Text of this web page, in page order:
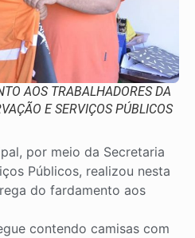
AOS TRABALHADORES DA
E SERVIÇOS PÚBLICOS
por meio da Secretaria
Públicos, realizou nesta
do fardamento aos
contendo camisas com